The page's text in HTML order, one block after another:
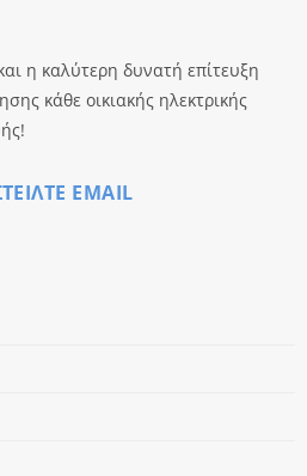
η καλύτερη δυνατή επίτευξη
κάθε οικιακής ηλεκτρικής
EMAIL